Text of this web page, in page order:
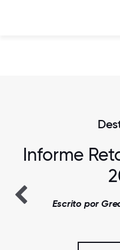
Informe
Escrito por